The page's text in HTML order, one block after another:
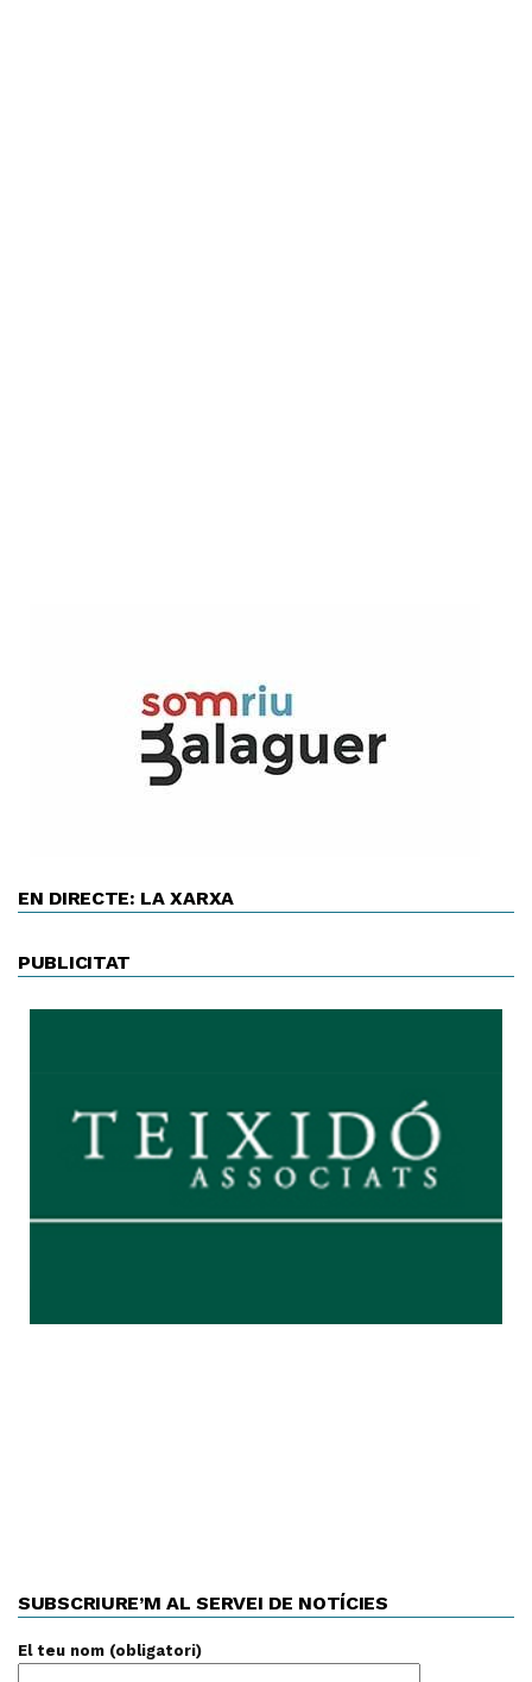
EN DIRECTE: LA XARXA
PUBLICITAT
SUBSCRIURE’M AL SERVEI DE NOTÍCIES
El teu nom (obligatori)